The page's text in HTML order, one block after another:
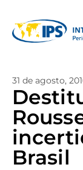
31 de agosto,
Brasil